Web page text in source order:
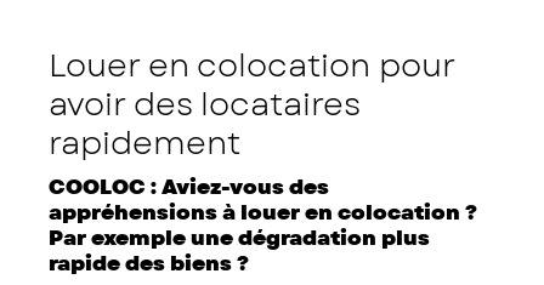
Louer en colocation pour
avoir des locataires
rapidement
COOLOC : Aviez-vous des
appréhensions à louer en colocation ?
Par exemple une dégradation plus
rapide des biens ?